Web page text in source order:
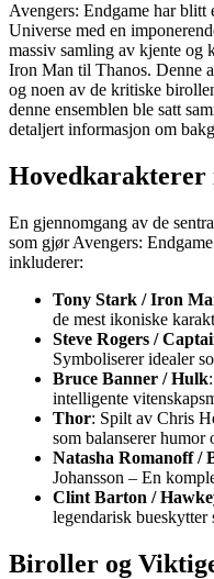
Avengers: Endgame har
Universe med en
massiv samling av kjente og
Iron Man til Thanos. Denne
og noen av de kritiske
denne ensemblen ble satt
detaljert informasjon om
Hovedkarakterer
En gjennomgang av de
som gjør Avengers:
inkluderer:
Tony Stark / Iron
de mest ikoniske
Steve Rogers /
Symboliserer idealer
Bruce Banner / Hulk
intelligente
Thor: Spilt av Chris
som balanserer humor
Natasha Romanoff /
Johansson – En
Clint Barton /
legendarisk bueskytter
Biroller og